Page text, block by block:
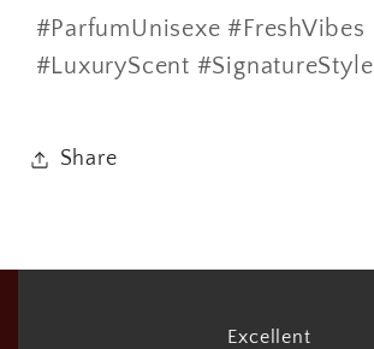
#ParfumUnisexe #FreshVibes
#LuxuryScent #SignatureStyle
Share
Excellent